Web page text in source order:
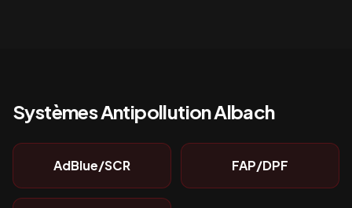
Systèmes AntipollutionAlbach
AdBlue/SCR FAP/DPF